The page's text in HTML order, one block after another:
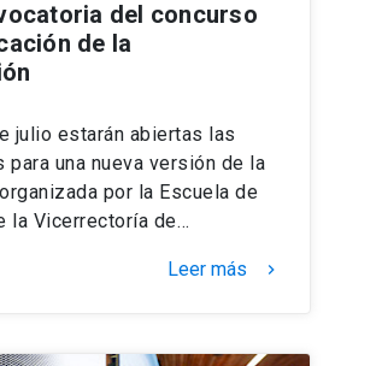
del concurso
de la
julio estarán abiertas las
una nueva versión de la
por la Escuela de
la Vicerrectoría de…
Leer más keyboard_arrow_right